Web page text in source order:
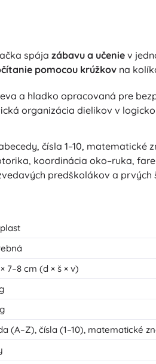
spája zábavu a učenie v
pomocou krúžkov na
a hladko opracovaná pre
organizácia dielikov v
čísla 1–10,
koordinácia oko–ruka,
predškolákov a prvých
7–8 cm (d × š × v)
(A–Z), čísla (1–10), matematické